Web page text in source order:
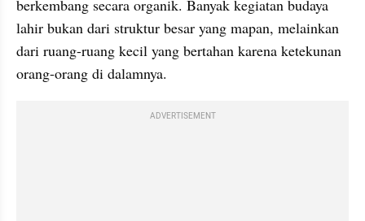
berkembang secara organik. Banyak kegiatan budaya
lahir bukan dari struktur besar yang mapan, melainkan
dari ruang-ruang kecil yang bertahan karena ketekunan
orang-orang di dalamnya.
ADVERTISEMENT